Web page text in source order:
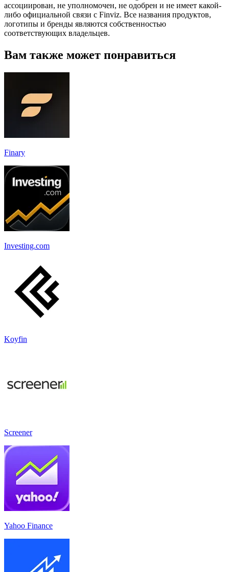
ассоциирован, не уполномочен, не одобрен и не имеет какой-
либо официальной связи с Finviz. Все названия продуктов,
логотипы и бренды являются собственностью
соответствующих владельцев.
Вам также может понравиться
Finary
Investing.com
Koyfin
Screener
Yahoo Finance